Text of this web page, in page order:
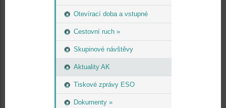
Otevírací doba a vstupné
Cestovní ruch »
Skupinové návštěvy
Aktuality AK
Tiskové zprávy ESO
Dokumenty »